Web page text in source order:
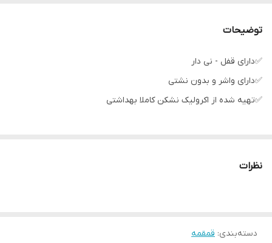
توضیحات
✅دارای قفل - نی دار
✅دارای واشر و بدون نشتی
✅تهیه شده از اکرولیک نشکن کاملا بهداشتی
نظرات
دسته‌بندی: قمقمه